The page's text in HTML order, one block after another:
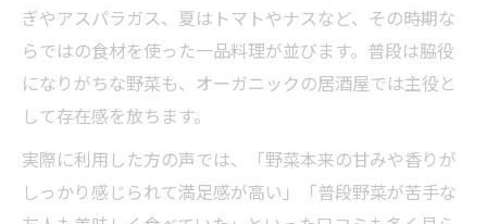
さ
有機食材にこだわる居酒屋飲み会のすすめ
居酒屋で味わう旬のオーガニック食材の魅
力
健康重視の飲み会に選びたい居酒屋の工夫
居酒屋で体も喜ぶ有機料理を堪能するコツ
ぎやアスパラガス、夏はトマトやナスなど、その時期な
らではの食材を使った一品料理が並びます。普段は脇役
になりがちな野菜も、オーガニックの居酒屋では主役と
して存在感を放ちます。
実際に利用した方の声では、「野菜本来の甘みや香りが
しっかり感じられて満足感が高い」「普段野菜が苦手な